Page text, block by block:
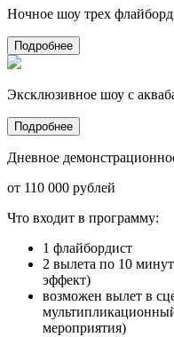
Ночное шоу трех
Подробнее
Эксклюзивное шоу с
Подробнее
Дневное
от 110 000 рублей
Что входит в программу:
1 флайбордист
2 вылета по 10
эффект)
возможен вылет в
мероприятия)